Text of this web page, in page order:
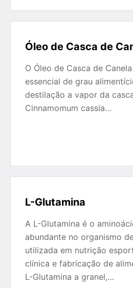
Óleo de Casca de
O Óleo de Casca de
essencial de grau
destilação a vapor da
Cinnamomum cassia…
L-Glutamina
A L-Glutamina é o
abundante no organismo
utilizada em nutrição
clínica e fabricação de
L-Glutamina a granel,…